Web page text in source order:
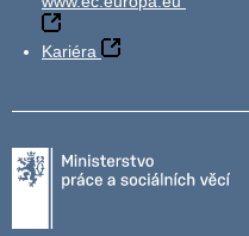
Kariéra